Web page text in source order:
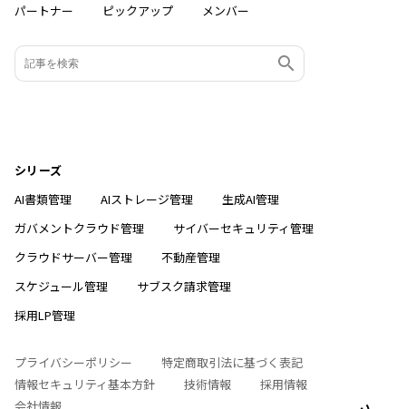
パートナー
ピックアップ メンバー
シリーズ
AI書類管理
AIストレージ管理
生成AI管理
ガバメントクラウド管理
サイバーセキュリティ管理
クラウドサーバー管理
不動産管理
スケジュール管理
サブスク請求管理
採用LP管理
プライバシーポリシー
特定商取引法に基づく表記
情報セキュリティ基本方針
技術情報
採用情報